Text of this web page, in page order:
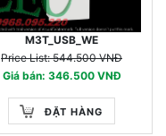
M3T_USB_WE
Price List: 544.500 VNĐ
Giá bán: 346.500 VNĐ
ĐẶT HÀNG